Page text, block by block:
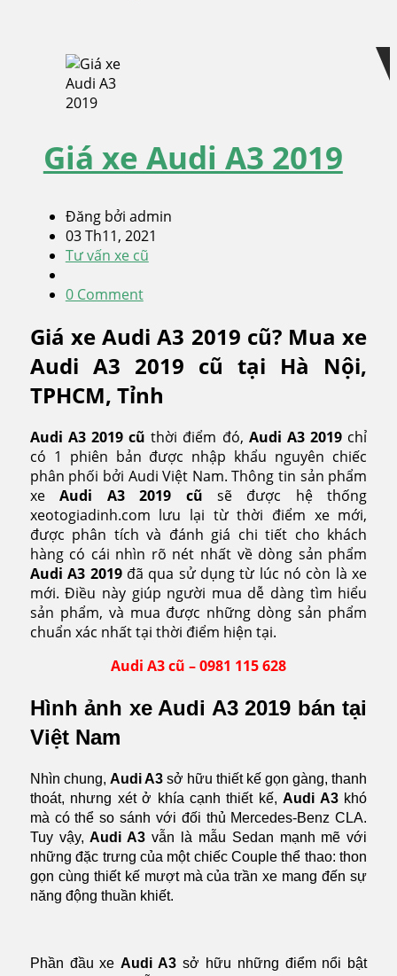
navigation
Giá xe Audi A3 2019
Đăng bởi admin
03 Th11, 2021
Tư vấn xe cũ
0 Comment
Giá xe Audi A3 2019 cũ? Mua xe
Audi A3 2019 cũ tại Hà Nội,
TPHCM, Tỉnh
Audi A3 2019 cũ thời điểm đó, Audi A32019 chỉ
có 1 phiên bản được nhập khẩu nguyên chiếc
phân phối bởi Audi Việt Nam. Thông tin sản phẩm
xeAudi A32019 cũ sẽ được hệ thống
xeotogiadinh.com lưu lại từ thời điểm xe mới,
được phân tích và đánh giá chi tiết cho khách
hàng có cái nhìn rõ nét nhất về dòng sản phẩm
Audi A3 2019đã qua sử dụng từ lúc nó còn là xe
mới. Điều này giúp người mua dễ dàng tìm hiểu
sản phẩm, và mua được những dòng sản phẩm
chuẩn xác nhất tại thời điểm hiện tại.
Audi A3 cũ – 0981 115 628
Hình ảnh xe Audi A3 2019 bán tại
Việt Nam
Nhìn chung, Audi A3sở hữu thiết kế gọn gàng, thanh
thoát, nhưng xét ở khía cạnh thiết kế,Audi A3khó
mà có thể so sánh với đối thủ Mercedes-Benz CLA.
Tuy vậy,Audi A3 vẫn là mẫu Sedan mạnh mẽ với
những đặc trưng của một chiếc Couple thể thao: thon
gọn cùng thiết kế mượt mà của trần xe mang đến sự
năng động thuần khiết.
Phần đầu xeAudi A3 sở hữu những điểm nổi bật